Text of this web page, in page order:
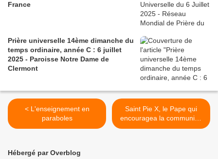
France
Prière universelle 14ème dimanche du
temps ordinaire, année C : 6 juillet
2025 - Paroisse Notre Dame de
Clermont
< L'enseignement en
paraboles
Saint Pie X, le Pape qui
encouragea la communion
des enfants >
Hébergé par Overblog